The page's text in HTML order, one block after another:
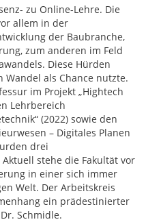
zu Online-Lehre. Die
allem in der
der Baubranche,
zum anderen im Feld
Diese Hürden
Wandel als Chance nutzte.
im Projekt „Hightech
Lehrbereich
(2022) sowie den
– Digitales Planen
drei
stehe die Fakultät vor
in einer sich immer
Welt. Der Arbeitskreis
ein prädestinierter
Schmidle.